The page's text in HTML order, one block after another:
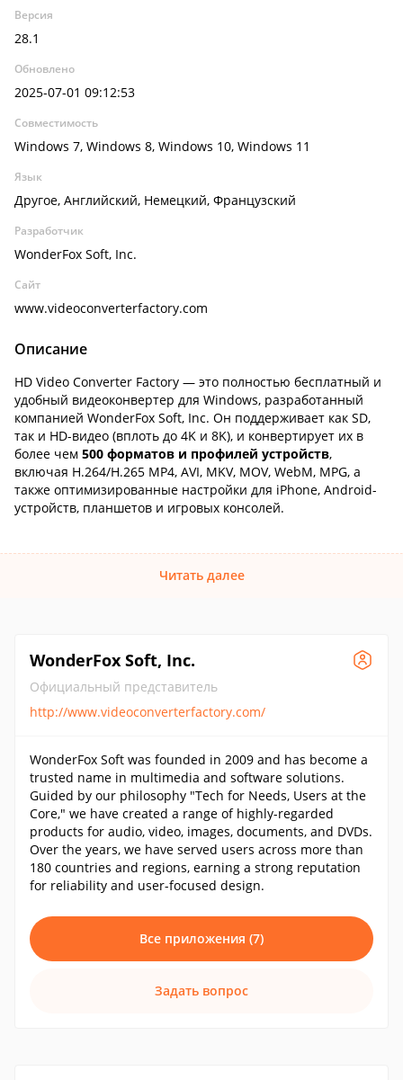
Версия
28.1
Обновлено
2025-07-01 09:12:53
Совместимость
Windows 7, Windows 8, Windows 10, Windows 11
Язык
Другое, Английский, Немецкий, Французский
Разработчик
WonderFox Soft, Inc.
Сайт
www.videoconverterfactory.com
Описание
HD Video Converter Factory — это полностью бесплатный и
удобный видеоконвертер для Windows, разработанный
компанией WonderFox Soft, Inc. Он поддерживает как SD,
так и HD-видео (вплоть до 4K и 8K), и конвертирует их в
более чем 500 форматов и профилей устройств,
включая H.264/H.265 MP4, AVI, MKV, MOV, WebM, MPG, а
также оптимизированные настройки для iPhone, Android-
устройств, планшетов и игровых консолей.
Читать далее
WonderFox Soft, Inc.
Официальный представитель
http://www.videoconverterfactory.com/
WonderFox Soft was founded in 2009 and has become a
trusted name in multimedia and software solutions.
Guided by our philosophy "Tech for Needs, Users at the
Core," we have created a range of highly-regarded
products for audio, video, images, documents, and DVDs.
Over the years, we have served users across more than
180 countries and regions, earning a strong reputation
for reliability and user-focused design.
Все приложения (7)
Задать вопрос